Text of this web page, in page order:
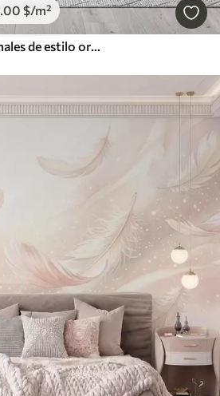
.00 $/m²